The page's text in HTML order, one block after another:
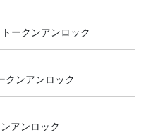
ークンアンロック
クンアンロック
アンロック